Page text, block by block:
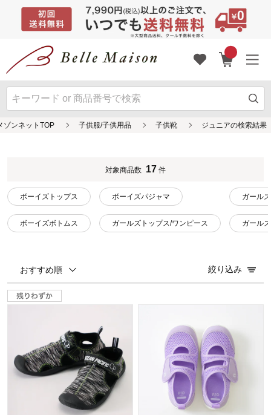
ゾンネットTOP 子供服/子供用品 子供靴 ジュニアの検索結果
対象商品数 17 件
ボーイズトップス
ボーイズボトムス
ボーイズパジャマ
ガールズトップス/ワンピース
ガール
ガール
おすすめ順 絞り込み